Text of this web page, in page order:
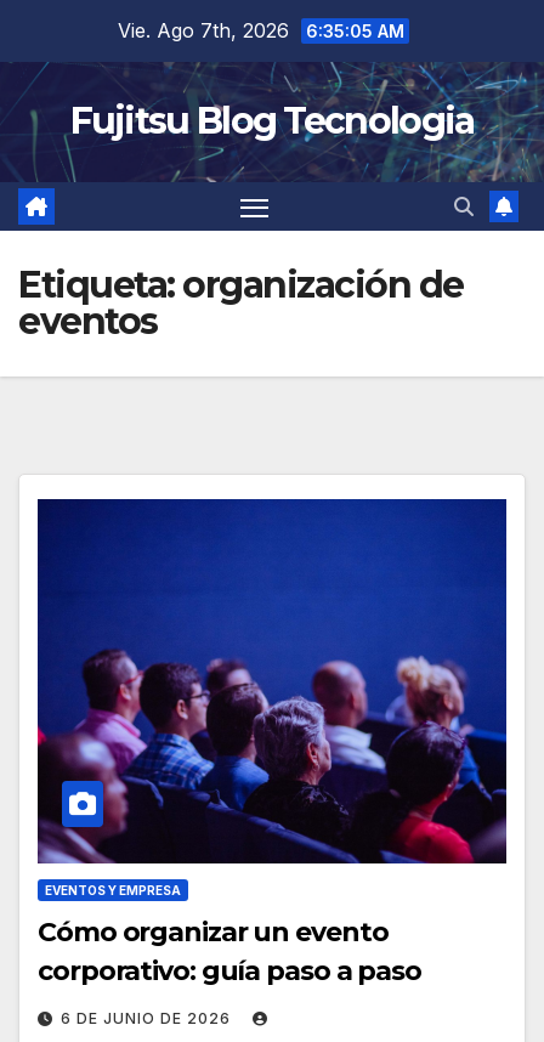
contenido
Vie. Ago 7th, 2026 6:35:06 AM
Fujitsu Blog Tecnologia
Etiqueta:organización de
eventos
EVENTOS Y EMPRESA
Cómo organizar un evento
corporativo: guía paso a paso
6 DE JUNIO DE 2026